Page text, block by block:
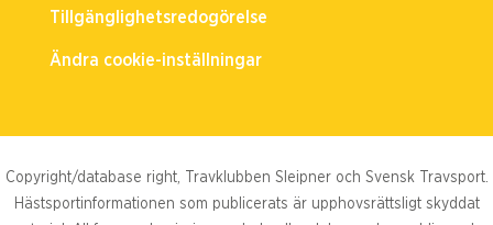
Tillgänglighetsredogörelse
Ändra cookie-inställningar
Copyright/database right, Travklubben Sleipner och Svensk Travsport.
Hästsportinformationen som publicerats är upphovsrättsligt skyddat